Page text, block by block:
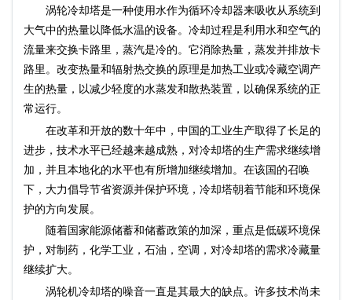
涡轮冷却塔是一种使用水作为循环冷却器来吸收从系统到
大气中的热量以降低水温的设备。冷却过程是利用水和空气的
流量来交换卡路里，蒸汽是冷的。它消除热量，蒸发并排放卡
路里。改变热量和辐射热交换的原理是加热工业或冷藏空调产
生的热量，以减少轻度的水蒸发和散热装置，以确保系统的正
常运行。
在改革和开放的数十年中，中国的工业生产取得了长足的
进步，技术水平已经越来越成熟，对冷却塔的生产需求继续增
加，并且本地化的水平也有所增加继续增加。在该国的召唤
下，大力倡导节省资源并保护环境，冷却塔朝着节能和环境保
护的方向发展。
随着国家能源储蓄和储蓄政策的加深，重点是低碳环境保
护，对制药，化学工业，石油，空调，对冷却塔的需求冷藏量
继续扩大。
涡轮机冷却塔的噪音一直是其最大的缺点。许多技术尚未